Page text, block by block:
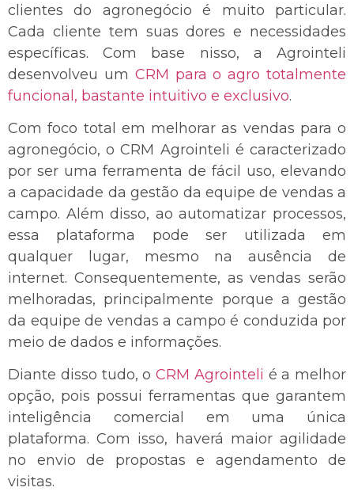
clientes do agronegócio é muito particular.
Cada cliente tem suas dores e necessidades
específicas. Com base nisso, a Agrointeli
desenvolveu um CRM para o agro totalmente
funcional, bastante intuitivo e exclusivo.
Com foco total em melhorar as vendas para o
agronegócio, o CRM Agrointeli é caracterizado
por ser uma ferramenta de fácil uso, elevando
a capacidade da gestão da equipe de vendas a
campo. Além disso, ao automatizar processos,
essa plataforma pode ser utilizada em
qualquer lugar, mesmo na ausência de
internet. Consequentemente, as vendas serão
melhoradas, principalmente porque a gestão
da equipe de vendas a campo é conduzida por
meio de dados e informações.
Diante disso tudo, o CRM Agrointeli é a melhor
opção, pois possui ferramentas que garantem
inteligência comercial em uma única
plataforma. Com isso, haverá maior agilidade
no envio de propostas e agendamento de
visitas.